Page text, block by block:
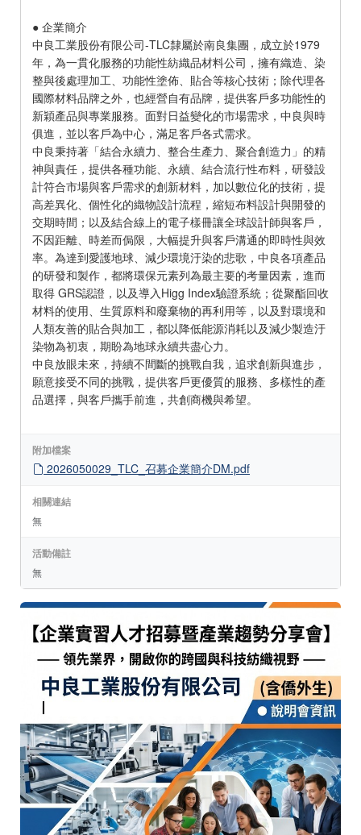
● 企業簡介
中良工業股份有限公司-TLC隸屬於南良集團，成立於1979
年，為一貫化服務的功能性紡織品材料公司，擁有織造、染
整與後處理加工、功能性塗佈、貼合等核心技術；除代理各
國際材料品牌之外，也經營自有品牌，提供客戶多功能性的
新穎產品與專業服務。面對日益變化的市場需求，中良與時
俱進，並以客戶為中心，滿足客戶各式需求。
中良秉持著「結合永續力、整合生產力、聚合創造力」的精
神與責任，提供各種功能、永續、結合流行性布料，研發設
計符合市場與客戶需求的創新材料，加以數位化的技術，提
高差異化、個性化的織物設計流程，縮短布料設計與開發的
交期時間；以及結合線上的電子樣冊讓全球設計師與客戶，
不因距離、時差而侷限，大幅提升與客戶溝通的即時性與效
率。為達到愛護地球、減少環境汙染的悲歌，中良各項產品
的研發和製作，都將環保元素列為最主要的考量因素，進而
取得 GRS認證，以及導入Higg Index驗證系統；從聚酯回收
材料的使用、生質原料和廢棄物的再利用等，以及對環境和
人類友善的貼合與加工，都以降低能源消耗以及減少製造汙
染物為初衷，期盼為地球永續共盡心力。
中良放眼未來，持續不間斷的挑戰自我，追求創新與進步，
願意接受不同的挑戰，提供客戶更優質的服務、多樣性的產
品選擇，與客戶攜手前進，共創商機與希望。
附加檔案
2026050029_TLC_召募企業簡介DM.pdf
相關連結
無
活動備註
無